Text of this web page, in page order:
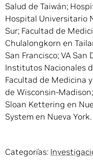
Salud de Taiwán;
Hospital Universitario
Sur; Facultad de
Chulalongkorn en
San Francisco; VA
Institutos Nacionales
Facultad de Medicina
de Wisconsin-
Sloan Kettering en
System en Nueva York.
Categorías: